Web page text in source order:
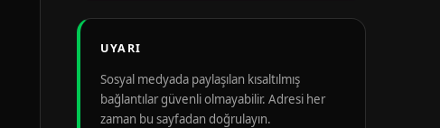
UYARI
Sosyal medyada paylaşılan kısaltılmış
bağlantılar güvenli olmayabilir. Adresi her
zaman bu sayfadan doğrulayın.